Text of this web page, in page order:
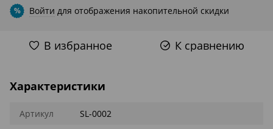
% Войти для отображения накопительной скидки
В избранное К сравнению
Характеристики
Артикул
SL-0002